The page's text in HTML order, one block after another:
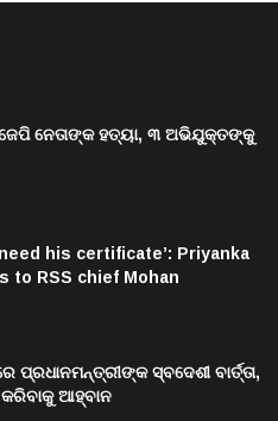
ନେତାଙ୍କ ହତ୍ୟା, ୩ ଅଭିଯୁକ୍ତଙ୍କୁ
his certificate’: Priyanka
to RSS chief Mohan
ପ୍ରଧାନମନ୍ତ୍ରୀଙ୍କ ସ୍ବଦେଶୀ ବାର୍ତ୍ତା,
କରିବାକୁ ଆହ୍ବାନ